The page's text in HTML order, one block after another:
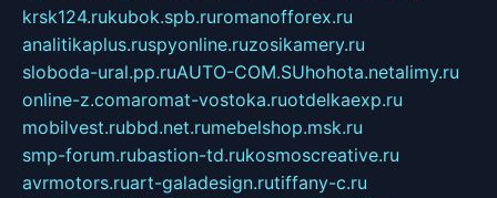
krsk124.rukubok.spb.ruromanofforex.ru
analitikaplus.ruspyonline.ruzosikamery.ru
sloboda-ural.pp.ruAUTO-COM.SUhohota.netalimy.ru
online-z.comaromat-vostoka.ruotdelkaexp.ru
mobilvest.rubbd.net.rumebelshop.msk.ru
smp-forum.rubastion-td.rukosmoscreative.ru
avrmotors.ruart-galadesign.rutiffany-c.ru